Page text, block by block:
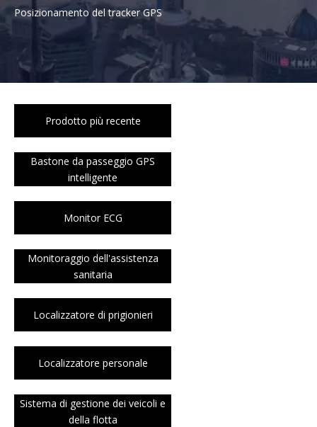
Posizionamento del tracker GPS
Prodotto più recente
Bastone da passeggio GPS
intelligente
Monitor ECG
Monitoraggio dell'assistenza
sanitaria
Localizzatore di prigionieri
Localizzatore personale
Sistema di gestione dei veicoli e
della flotta